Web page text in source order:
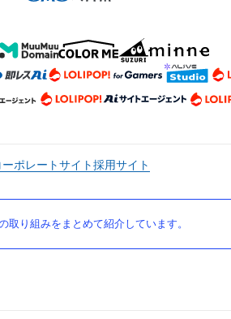
ーポレートサイト採用サイト
り組みをまとめて紹介しています。